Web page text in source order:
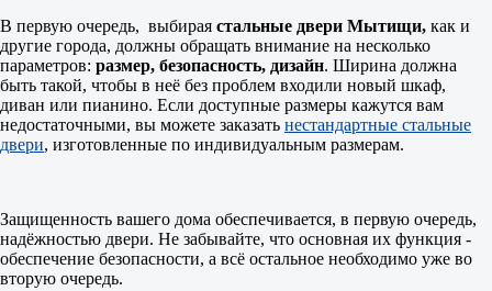
В первую очередь, выбирая стальные двери Мытищи, как и
другие города, должны обращать внимание на несколько
параметров: размер, безопасность, дизайн. Ширина должна
быть такой, чтобы в неё без проблем входили новый шкаф,
диван или пианино. Если доступные размеры кажутся вам
недостаточными, вы можете заказать нестандартные стальные
двери, изготовленные по индивидуальным размерам.
Защищенность вашего дома обеспечивается, в первую очередь,
надёжностью двери. Не забывайте, что основная их функция -
обеспечение безопасности, а всё остальное необходимо уже во
вторую очередь.